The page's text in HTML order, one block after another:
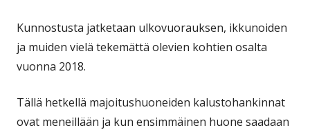
Kunnostusta jatketaan ulkovuorauksen, ikkunoiden
ja muiden vielä tekemättä olevien kohtien osalta
vuonna 2018.
Tällä hetkellä majoitushuoneiden kalustohankinnat
ovat meneillään ja kun ensimmäinen huone saadaan